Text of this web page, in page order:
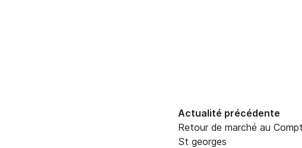
Actualité précédente
Retour de marché au
St georges